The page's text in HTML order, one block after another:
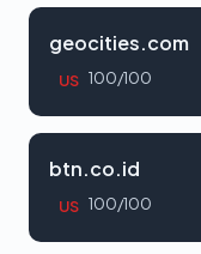
geocities.com
US 100/100
btn.co.id
US 100/100